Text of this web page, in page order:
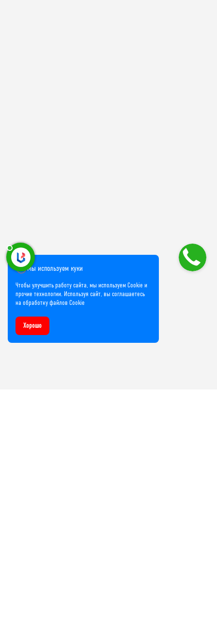
Мы используем куки
Чтобы улучшить работу сайта, мы используем Cookie и
прочие технологии. Используя сайт, вы соглашаетесь
на обработку файлов Cookie
Хорошо